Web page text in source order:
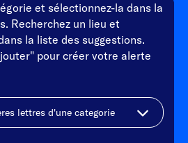
et sélectionnez-la dans la
Recherchez un lieu et
la liste des suggestions.
pour créer votre alerte